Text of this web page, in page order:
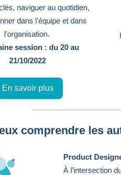
naviguer au quotidien,
dans l'équipe et dans
l'organisation.
session : du 20 au
21/10/2022
En savoir plus
comprendre les
Product
À l’intersection